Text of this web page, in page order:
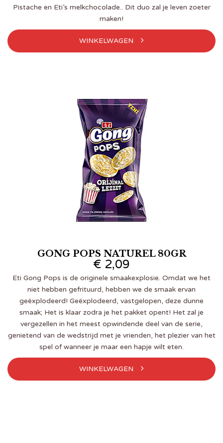
Pistache en Eti’s melkchocolade.. Dit duo zal je leven zoeter
maken!
WINKELWAGEN
GONG POPS NATUREL 80GR
€ 2,09
Eti Gong Pops is de originele smaakexplosie. Omdat we het
niet hebben gefrituurd, hebben we de smaak ervan
geëxplodeerd! Geëxplodeerd, vastgelopen, deze dunne
smaak; Het is klaar zodra je het pakket opent! Het zal je
vergezellen in het meest opwindende deel van de serie,
genietend van de wedstrijd met je vrienden, het plezier van het
spel of wanneer je maar een hapje wilt eten.
WINKELWAGEN